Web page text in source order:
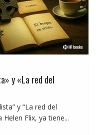
y «La red del
y “La red del
Flix, ya tiene...